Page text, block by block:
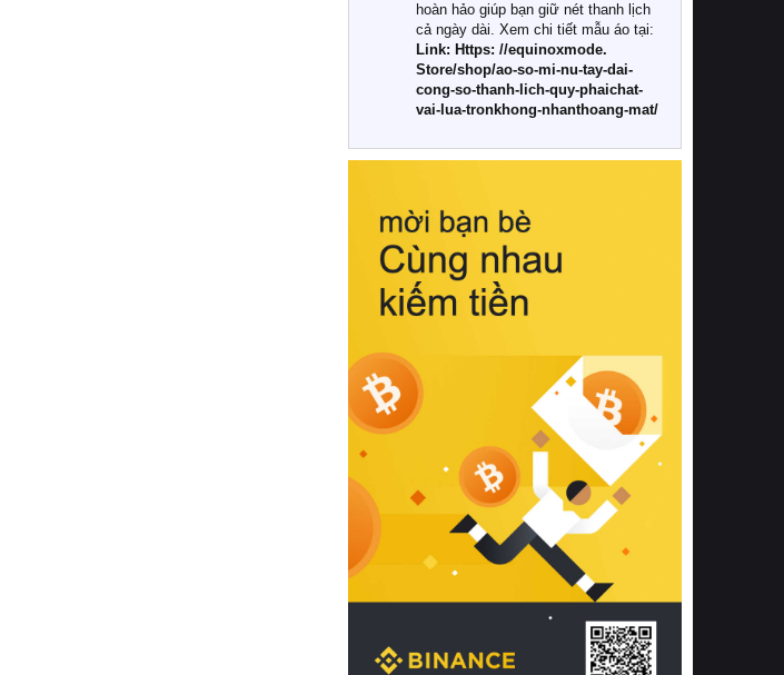
Khác với các dòng sản phẩm thông
thường, những bộ chăn ga gối đệm
cao cấp trải qua quy trình sản xuất
nghiêm ngặt từ khâu chọn lọc nguyên
liệu tự nhiên đến công nghệ dệt
nhuộm hiện đại không chứa hóa chất
này, bạn sẽ cảm nhận rõ rệt sự khác
hồi chuẩn xác của phần đệm nâng đỡ
cột sống.
Bên cạnh đó, việc lựa chọn các dòng
sản phẩm đạt chuẩn chất lượng quốc
tế còn giúp ngăn ngừa tình trạng kích
khuẩn và nấm mốc trong điều kiện
thời tiết nóng ẩm. Bạn có thể tìm hiểu
thêm các nghiên cứu khoa học về tác
động của giấc ngủ và môi trường
phòng ngủ đối với sức khỏe con
người tại Sleep Foundation (External
Link) để có cái nhìn toàn diện hơn.
2. Các tiêu chí vàng khi lựa chọn
chăn ga gối đệm cao cấp cho phòng
ngủ
Để sở hữu một bộ chăn ga gối đệm
cao cấp hoàn hảo cả về thẩm mỹ lẫn
công năng, người tiêu dùng cần cân
nhắc kỹ lưỡng các tiêu chí quan trọng
hoàn hảo giúp bạn giữ nét thanh lịch
cả ngày dài. Xem chi tiết mẫu áo tại:
Link: Https: //equinoxmode.
Store/shop/ao-so-mi-nu-tay-dai-
cong-so-thanh-lich-quy-phaichat-
vai-lua-tronkhong-nhanthoang-mat/